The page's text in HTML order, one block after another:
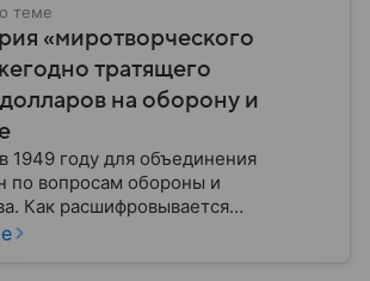
теме
«миротворческого
тратящего
на оборону и
1949 году для объединения
по вопросам обороны и
Как расшифровывается
чего задумывали группировку и к